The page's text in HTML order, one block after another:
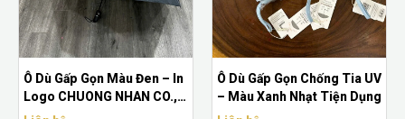
Ô Dù Gấp Gọn Màu Đen – In
Logo CHUONG NHAN CO.,
LTD
Ô Dù Gấp Gọn Chống Tia UV
– Màu Xanh Nhạt Tiện Dụng